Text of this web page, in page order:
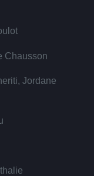
Chausson
Jordane